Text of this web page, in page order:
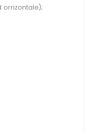
orrizontale);